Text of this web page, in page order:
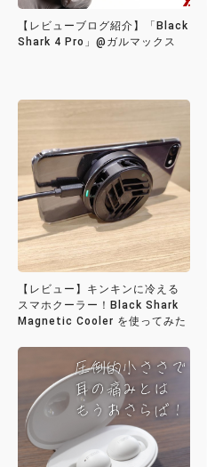
【レビューブログ紹介】「Black
Shark 4 Pro」@ガルマックス
【レビュー】キンキンに冷える
スマホクーラー！Black Shark
Magnetic Cooler を使ってみた